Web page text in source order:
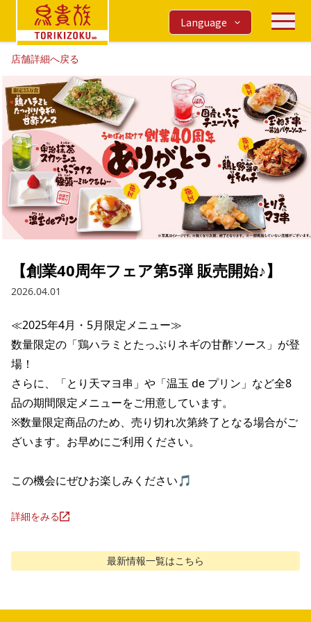
Language
店舗詳細へ戻る
【創業40周年フェア第5弾 販売開始♪】
2026.04.01
≪2025年4月・5月限定メニュー≫
数量限定の「鶏ハラミとたっぷりネギの甘酢ソース」が登
場！
さらに、「とり天マヨ串」や「温玉 de プリン」など全8
品の期間限定メニューをご用意しています。
※数量限定商品のため、売り切れ次第終了となる場合がご
ざいます。お早めにご利用ください。
この機会にぜひお楽しみください🎵
詳細をみる
最新情報一覧はこちら